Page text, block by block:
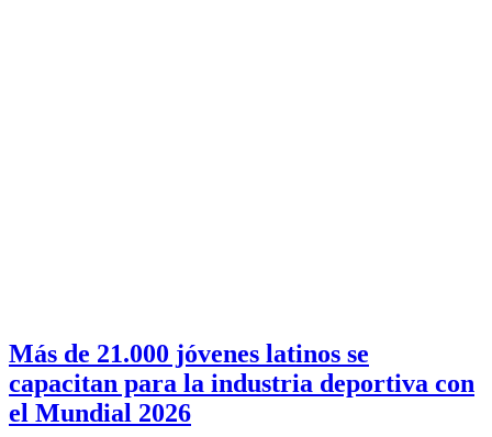
Más de 21.000 jóvenes latinos se
capacitan para la industria deportiva con
el Mundial 2026